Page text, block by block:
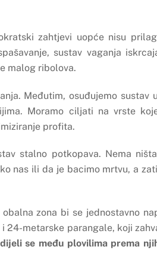
zahtjevi uopće nisu
sustav vaganja
malog ribolova.
Međutim, osuđujemo sustav
Moramo ciljati na vrste
profita.
stalno potkopava. Nema
nas ili da je bacimo mrtvu, a
zona bi se jednostavno
24-metarske parangale, koji
se među plovilima prema